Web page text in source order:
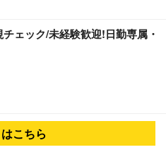
ェック/未経験歓迎!日勤専属・
こちら